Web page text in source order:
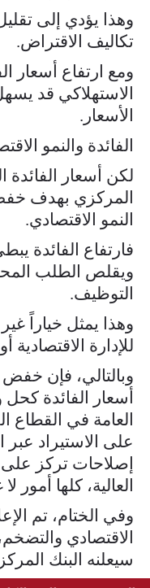
وهذا يؤدي إلى
تكاليف الاقتراض.
ومع ارتفاع أسعار
الاستهلاكي قد
الأسعار.
الفائدة والنمو
لكن أسعار الفائدة
المركزي بهدف
النمو الاقتصادي.
فارتفاع الفائدة
ويقلص الطلب
التوظيف.
وهذا يمثل خياراً
للإدارة الاقتصادية
وبالتالي، فإن
أسعار الفائدة
العامة في القطاع
على الاستيراد عبر
إصلاحات تركز على
العالية، كلها أمور
وفي الختام، تم
الاقتصادي
سيعلنه البنك